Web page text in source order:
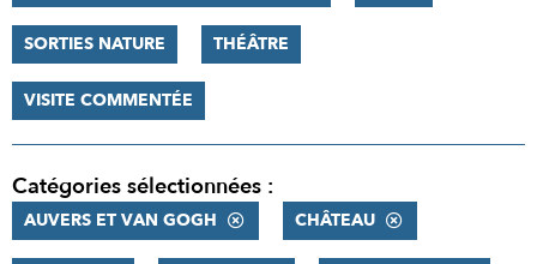
SORTIES NATURE THÉÂTRE
VISITE COMMENTÉE
Catégories sélectionnées :
AUVERS ET VAN GOGH CHÂTEAU